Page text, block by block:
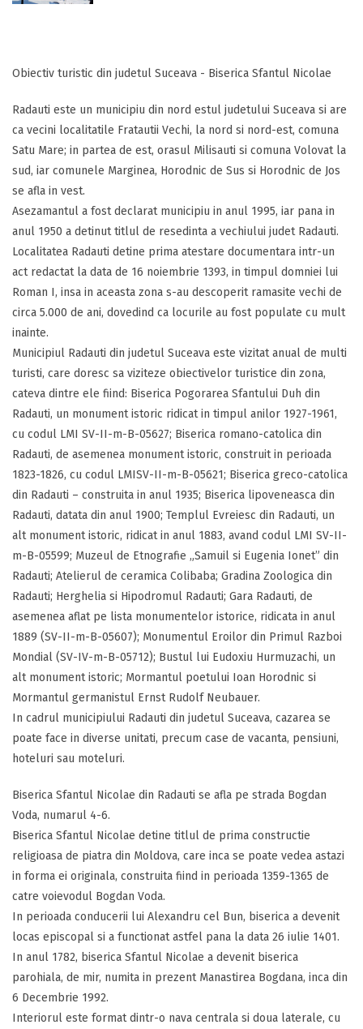
Obiectiv turistic din judetul Suceava - Biserica Sfantul Nicolae
Radauti este un municipiu din nord estul judetului Suceava si are
ca vecini localitatile Fratautii Vechi, la nord si nord-est, comuna
Satu Mare; in partea de est, orasul Milisauti si comuna Volovat la
sud, iar comunele Marginea, Horodnic de Sus si Horodnic de Jos
se afla in vest.
Asezamantul a fost declarat municipiu in anul 1995, iar pana in
anul 1950 a detinut titlul de resedinta a vechiului judet Radauti.
Localitatea Radauti detine prima atestare documentara intr-un
act redactat la data de 16 noiembrie 1393, in timpul domniei lui
Roman I, insa in aceasta zona s-au descoperit ramasite vechi de
circa 5.000 de ani, dovedind ca locurile au fost populate cu mult
inainte.
Municipiul Radauti din judetul Suceava este vizitat anual de multi
turisti, care doresc sa viziteze obiectivelor turistice din zona,
cateva dintre ele fiind: Biserica Pogorarea Sfantului Duh din
Radauti, un monument istoric ridicat in timpul anilor 1927-1961,
cu codul LMI SV-II-m-B-05627; Biserica romano-catolica din
Radauti, de asemenea monument istoric, construit in perioada
1823-1826, cu codul LMISV-II-m-B-05621; Biserica greco-catolica
din Radauti – construita in anul 1935; Biserica lipoveneasca din
Radauti, datata din anul 1900; Templul Evreiesc din Radauti, un
alt monument istoric, ridicat in anul 1883, avand codul LMI SV-II-
m-B-05599; Muzeul de Etnografie „Samuil si Eugenia Ionet” din
Radauti; Atelierul de ceramica Colibaba; Gradina Zoologica din
Radauti; Herghelia si Hipodromul Radauti; Gara Radauti, de
asemenea aflat pe lista monumentelor istorice, ridicata in anul
1889 (SV-II-m-B-05607); Monumentul Eroilor din Primul Razboi
Mondial (SV-IV-m-B-05712); Bustul lui Eudoxiu Hurmuzachi, un
alt monument istoric; Mormantul poetului Ioan Horodnic si
Mormantul germanistul Ernst Rudolf Neubauer.
In cadrul municipiului Radauti din judetul Suceava, cazarea se
poate face in diverse unitati, precum case de vacanta, pensiuni,
hoteluri sau moteluri.
Biserica Sfantul Nicolae din Radauti se afla pe strada Bogdan
Voda, numarul 4-6.
Biserica Sfantul Nicolae detine titlul de prima constructie
religioasa de piatra din Moldova, care inca se poate vedea astazi
in forma ei originala, construita fiind in perioada 1359-1365 de
catre voievodul Bogdan Voda.
In perioada conducerii lui Alexandru cel Bun, biserica a devenit
locas episcopal si a functionat astfel pana la data 26 iulie 1401.
In anul 1782, biserica Sfantul Nicolae a devenit biserica
parohiala, de mir, numita in prezent Manastirea Bogdana, inca din
6 Decembrie 1992.
Interiorul este format dintr-o nava centrala si doua laterale, cu